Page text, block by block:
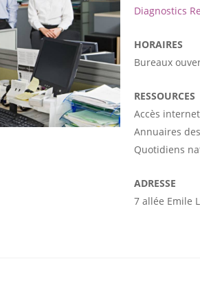
Diagnostics
HORAIRES
Bureaux
RESSOURCES
Accès internet
Annuaires
Quotidiens
ADRESSE
7 allée Emile